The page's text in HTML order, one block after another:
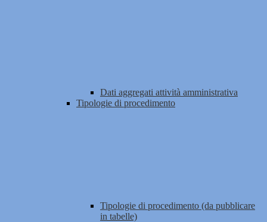
Dati aggregati attività amministrativa
Tipologie di procedimento
Tipologie di procedimento (da pubblicare
in tabelle)